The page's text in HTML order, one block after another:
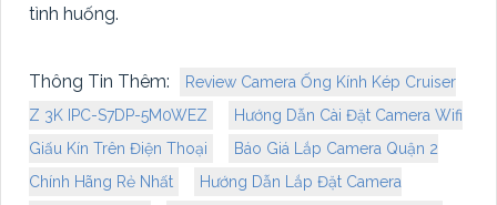
tình huống.
Thông Tin Thêm:
Review Camera Ống Kính Kép Cruiser
Z 3K IPC-S7DP-5M0WEZ
Hướng Dẫn Cài Đặt Camera Wifi
Giấu Kín Trên Điện Thoại
Báo Giá Lắp Camera Quận 2
Chính Hãng Rẻ Nhất
Hướng Dẫn Lắp Đặt Camera